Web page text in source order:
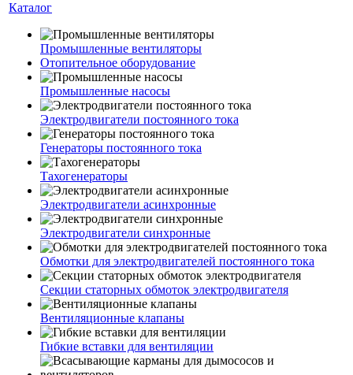
Каталог
Промышленные вентиляторы
Отопительное оборудование
Промышленные насосы
Электродвигатели постоянного тока
Генераторы постоянного тока
Тахогенераторы
Электродвигатели асинхронные
Электродвигатели синхронные
Обмотки для электродвигателей постоянного тока
Секции статорных обмоток электродвигателя
Вентиляционные клапаны
Гибкие вставки для вентиляции